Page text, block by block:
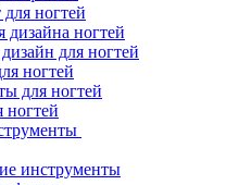
ногтей
дизайна ногтей
для ногтей
ногтей
для ногтей
ногтей
инструменты